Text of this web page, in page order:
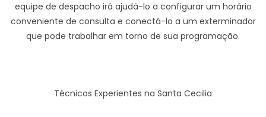
equipe de despacho irá ajudá-lo a configurar um horário
conveniente de consulta e conectá-lo a um exterminador
que pode trabalhar em torno de sua programação.
Técnicos Experientes na Santa Cecilia